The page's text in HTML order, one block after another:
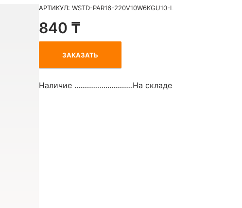
АРТИКУЛ: WSTD-PAR16-220V10W6KGU10-L
840 ₸
ЗАКАЗАТЬ
Наличие ..............................На складе